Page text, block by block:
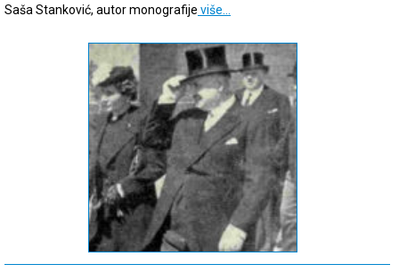
Saša Stanković, autor monografije više…